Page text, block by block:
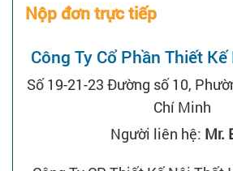
Nộp đơn trực tiếp
Công Ty Cổ Phần Thiết
Số 19-21-23 Đường số 10,
Chí Minh
Người liên hệ: Mr.